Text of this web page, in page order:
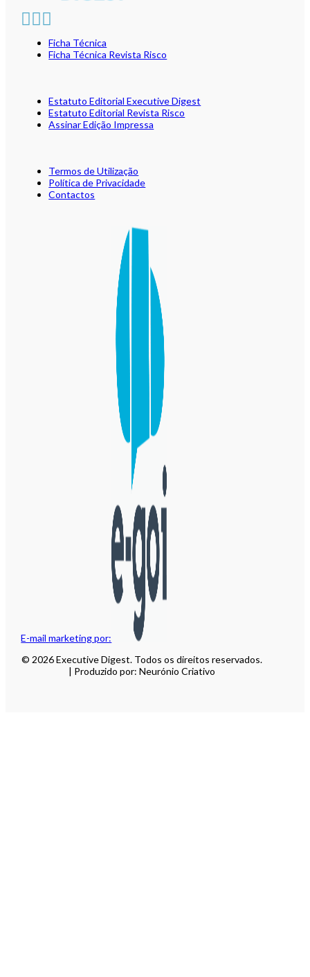
E-mail marketing por:
Ficha Técnica
Ficha Técnica Revista Risco
Estatuto Editorial Executive Digest
Estatuto Editorial Revista Risco
Assinar Edição Impressa
Termos de Utilização
Política de Privacidade
Contactos
© 2026 Executive Digest. Todos os direitos reservados.
| Produzido por: Neurónio Criativo